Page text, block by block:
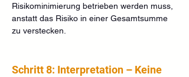
Risikominimierung betrieben werden muss,
anstatt das Risiko in einer Gesamtsumme
zu verstecken.
Schritt 8: Interpretation – Keine